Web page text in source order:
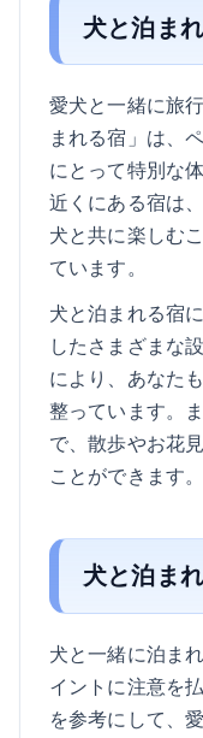
犬と泊ま
愛犬と一緒に旅
まれる宿」は、
にとって特別な
近くにある宿は
犬と共に楽しむ
ています。
犬と泊まれる宿
したさまざまな
により、あなた
整っています。
で、散歩やお花
ことができます。
犬と泊ま
犬と一緒に泊ま
イントに注意を
を参考にして、